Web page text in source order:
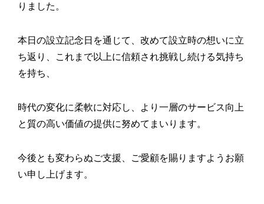
りました。
本日の設立記念日を通じて、改めて設立時の想いに立
ち返り、これまで以上に信頼され挑戦し続ける気持ち
を持ち、
時代の変化に柔軟に対応し、より一層のサービス向上
と質の高い価値の提供に努めてまいります。
今後とも変わらぬご支援、ご愛顧を賜りますようお願
い申し上げます。